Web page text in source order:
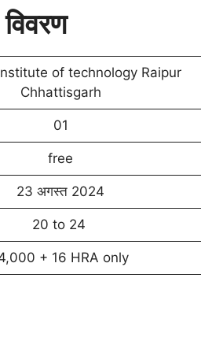
of technology Raipur
Chhattisgarh
01
free
23 अगस्त 2024
20 to 24
+ 16 HRA only